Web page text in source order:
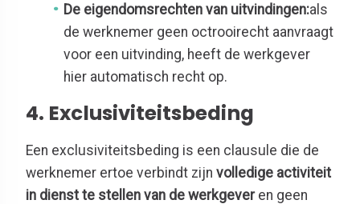
De eigendomsrechten van uitvindingen:als
de werknemer geen octrooirecht aanvraagt
voor een uitvinding, heeft de werkgever
hier automatisch recht op.
4. Exclusiviteitsbeding
Een exclusiviteitsbeding is een clausule die de
werknemer ertoe verbindt zijn volledige activiteit
in dienst te stellen van de werkgeveren geen